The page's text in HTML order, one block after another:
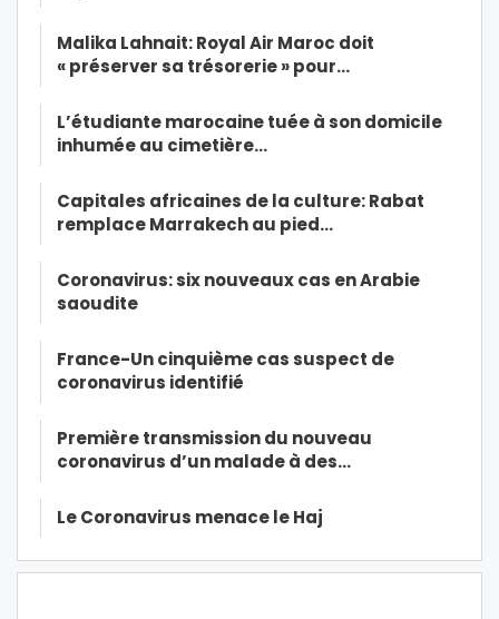
Malika Lahnait: Royal Air Maroc doit
« préserver sa trésorerie » pour…
L’étudiante marocaine tuée à son domicile
inhumée au cimetière…
Capitales africaines de la culture: Rabat
remplace Marrakech au pied…
Coronavirus: six nouveaux cas en Arabie
saoudite
France-Un cinquième cas suspect de
coronavirus identifié
Première transmission du nouveau
coronavirus d’un malade à des…
Le Coronavirus menace le Haj